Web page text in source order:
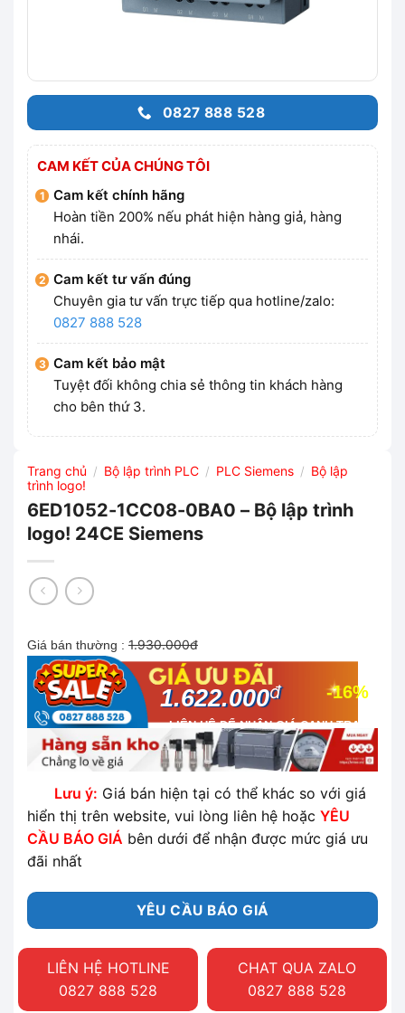
0827 888 528
CAM KẾT CỦA CHÚNG TÔI
Cam kết chính hãng
Hoàn tiền 200% nếu phát hiện hàng giả, hàng
nhái.
Cam kết tư vấn đúng
Chuyên gia tư vấn trực tiếp qua hotline/zalo:
0827 888 528
Cam kết bảo mật
Tuyệt đối không chia sẻ thông tin khách hàng
cho bên thứ 3.
Trang chủ / Bộ lập trình PLC / PLC Siemens / Bộ lập
trình logo!
6ED1052-1CC08-0BA0 – Bộ lập trình
logo! 24CE Siemens
Giá bán thường : 1.930.000đ
-16%
1.622.000đ
LIÊN HỆ ĐỂ NHẬN GIÁ CẠNH TRANH
NHẤT THỊ TRƯỜNG
Lưu ý: Giá bán hiện tại có thể khác so với giá
hiển thị trên website, vui lòng liên hệ hoặc YÊU
CẦU BÁO GIÁ bên dưới để nhận được mức giá ưu
đãi nhất
YÊU CẦU BÁO GIÁ
LIÊN HỆ HOTLINE
0827 888 528
CHAT QUA ZALO
0827 888 528